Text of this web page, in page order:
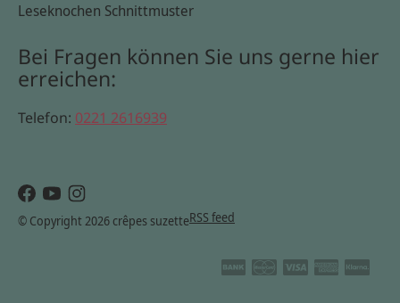
Leseknochen Schnittmuster
Bei Fragen können Sie uns gerne hier
erreichen:
Telefon: 0221 2616939
© Copyright 2026 crêpes suzetteRSS feed